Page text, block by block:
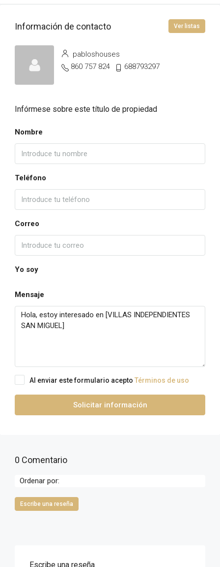
Información de contacto Ver listas
pabloshouses
860 757 824
688793297
Infórmese sobre este título de propiedad
Nombre
Teléfono
Correo
Yo soy
Mensaje
Al enviar este formulario acepto Términos de uso
Solicitar información
0 Comentario
Ordenar por:
Escribe una reseña
Escribe una reseña